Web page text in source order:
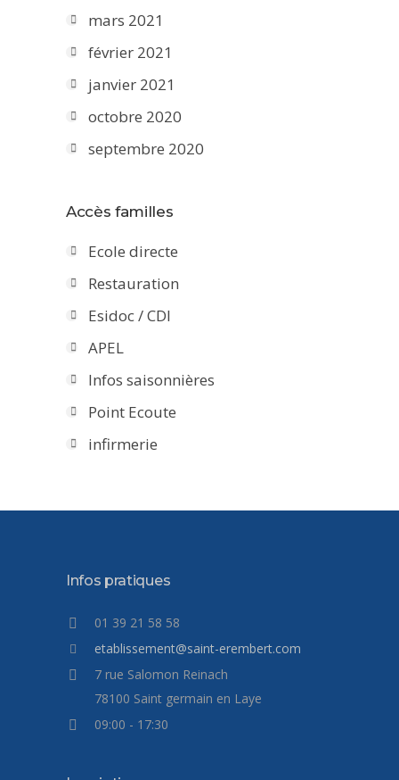
mars 2021
février 2021
janvier 2021
octobre 2020
septembre 2020
Accès familles
Ecole directe
Restauration
Esidoc / CDI
APEL
Infos saisonnières
Point Ecoute
infirmerie
Infos pratiques
01 39 21 58 58
etablissement@saint-erembert.com
7 rue Salomon Reinach
78100 Saint germain en Laye
09:00 - 17:30